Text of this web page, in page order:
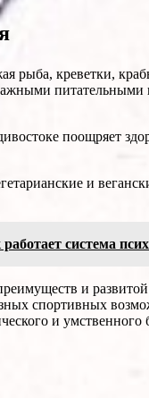
креветки,
поощряет
и
система
и
спортивных
и умственного